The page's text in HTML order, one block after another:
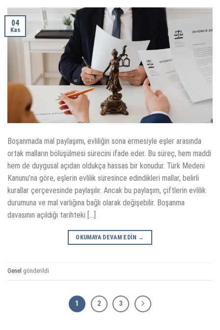
04
Kas
Boşanmada mal paylaşımı, evliliğin sona ermesiyle eşler arasında
ortak malların bölüşülmesi sürecini ifade eder. Bu süreç, hem maddi
hem de duygusal açıdan oldukça hassas bir konudur. Türk Medeni
Kanunu’na göre, eşlerin evlilik süresince edindikleri mallar, belirli
kurallar çerçevesinde paylaşılır. Ancak bu paylaşım, çiftlerin evlilik
durumuna ve mal varlığına bağlı olarak değişebilir. Boşanma
davasının açıldığı tarihteki […]
OKUMAYA DEVAM EDIN →
Genel gönderildi
1 2 3